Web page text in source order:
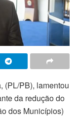
(PL/PB), lamentou
da redução do
dos Municípios)